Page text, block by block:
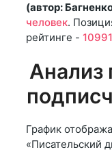
(автор:
человек.
рейтинге -
Анализ
График
«Писательский